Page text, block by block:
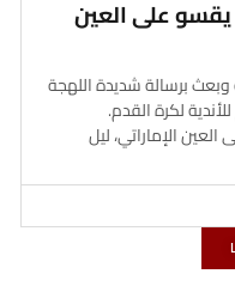
يقسو على العين
وبعث برسالة شديدة اللهجة
لكرة القدم.